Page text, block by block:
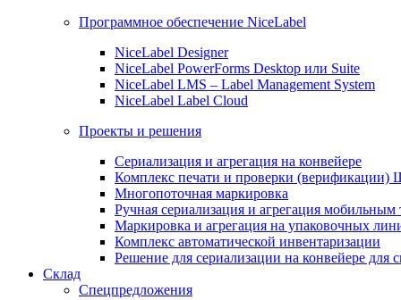
Программное обеспечение NiceLabel
NiceLabel Designer
NiceLabel PowerForms Desktop или Suite
NiceLabel LMS – Label Management System
NiceLabel Label Cloud
Проекты и решения
Сериализация и агрегация на конвейере
Комплекс печати и проверки (верификации)
Многопоточная маркировка
Ручная сериализация и агрегация
Маркировка и агрегация на упаковочных
Комплекс автоматической инвентаризации
Решение для сериализации на конвейере для
Склад
Спецпредложения